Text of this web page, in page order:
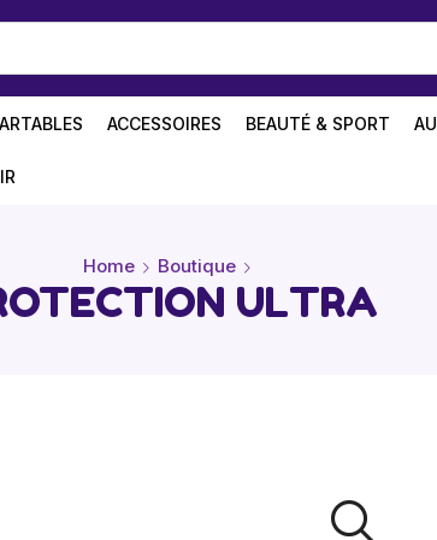
ACCESSOIRES BEAUTÉ & SPORT
Home Boutique
ULTRA